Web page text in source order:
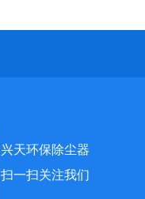
兴天环保除尘器
扫一扫关注我们